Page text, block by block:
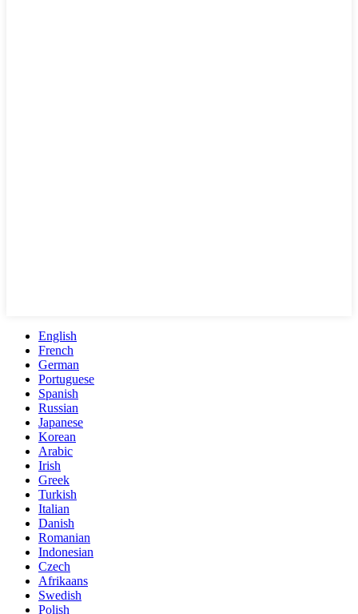
English
French
German
Portuguese
Spanish
Russian
Japanese
Korean
Arabic
Irish
Greek
Turkish
Italian
Danish
Romanian
Indonesian
Czech
Afrikaans
Swedish
Polish